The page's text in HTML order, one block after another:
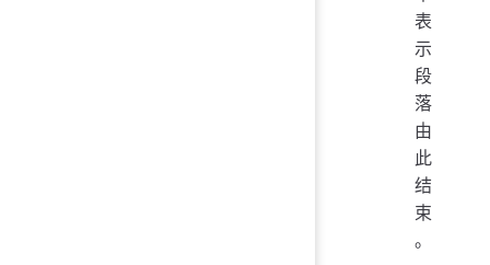
表
示
段
落
由
此
结
束
。